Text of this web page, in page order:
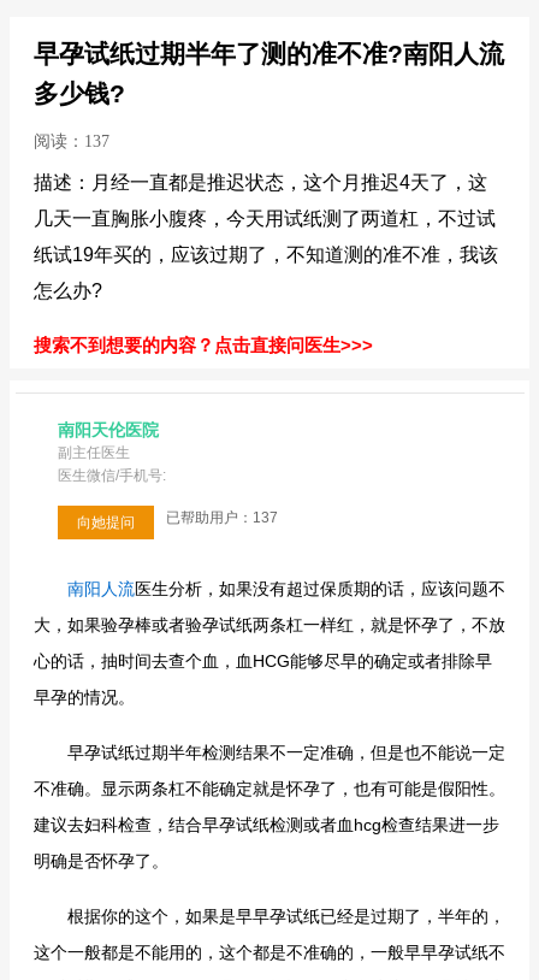
早孕试纸过期半年了测的准不准?南阳人流
多少钱?
阅读：137
描述：月经一直都是推迟状态，这个月推迟4天了，这
几天一直胸胀小腹疼，今天用试纸测了两道杠，不过试
纸试19年买的，应该过期了，不知道测的准不准，我该
怎么办?
搜索不到想要的内容？点击直接问医生>>>
南阳天伦医院
副主任医生
医生微信/手机号:
向她提问 已帮助用户：137
南阳人流医生分析，如果没有超过保质期的话，应该问题不
大，如果验孕棒或者验孕试纸两条杠一样红，就是怀孕了，不放
心的话，抽时间去查个血，血HCG能够尽早的确定或者排除早
早孕的情况。
早孕试纸过期半年检测结果不一定准确，但是也不能说一定
不准确。显示两条杠不能确定就是怀孕了，也有可能是假阳性。
建议去妇科检查，结合早孕试纸检测或者血hcg检查结果进一步
明确是否怀孕了。
根据你的这个，如果是早早孕试纸已经是过期了，半年的，
这个一般都是不能用的，这个都是不准确的，一般早早孕试纸不